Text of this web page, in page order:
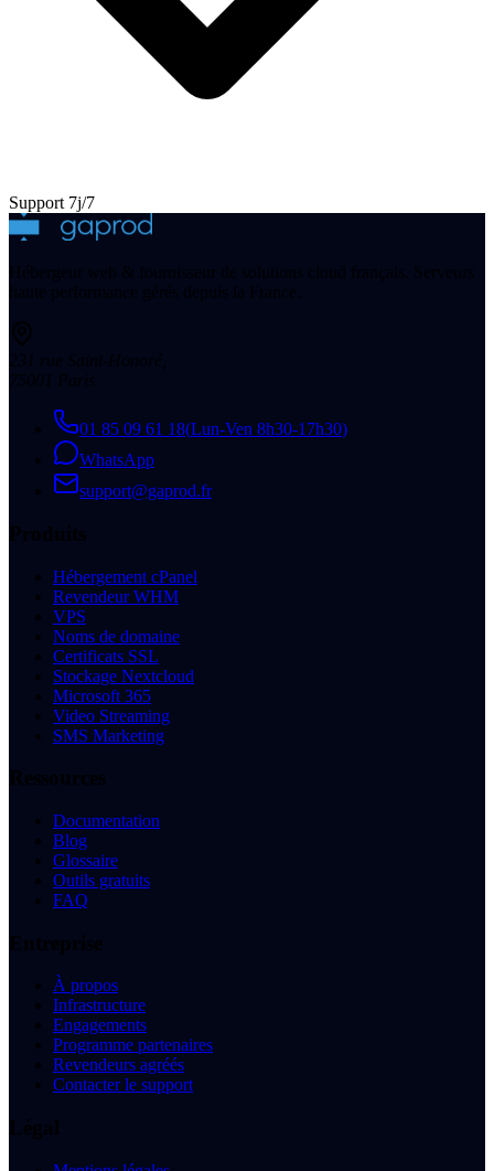
Support 7j/7
01 85 09 61 18(Lun-Ven 8h30-17h30)
WhatsApp
support@gaprod.fr
Hébergement cPanel
Revendeur WHM
VPS
Noms de domaine
Certificats SSL
Stockage Nextcloud
Microsoft 365
Video Streaming
SMS Marketing
Documentation
Blog
Glossaire
Outils gratuits
FAQ
À propos
Infrastructure
Engagements
Programme partenaires
Revendeurs agréés
Contacter le support